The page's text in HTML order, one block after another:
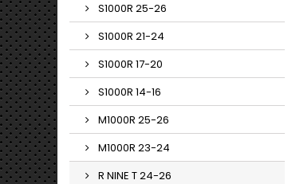
S1000R 25-26
S1000R 21-24
S1000R 17-20
S1000R 14-16
M1000R 25-26
M1000R 23-24
R NINE T 24-26